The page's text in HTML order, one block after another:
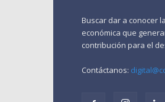
Buscar dar a conocer
económica que
contribución para el
Contáctanos: